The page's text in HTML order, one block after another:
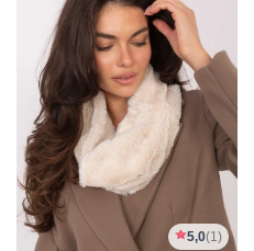
5,0(1)